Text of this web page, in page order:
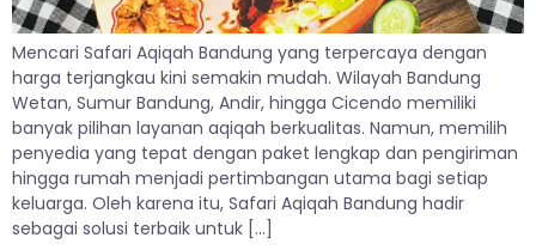
Mencari Safari Aqiqah Bandung yang terpercaya dengan
harga terjangkau kini semakin mudah. Wilayah Bandung
Wetan, Sumur Bandung, Andir, hingga Cicendo memiliki
banyak pilihan layanan aqiqah berkualitas. Namun, memilih
penyedia yang tepat dengan paket lengkap dan pengiriman
hingga rumah menjadi pertimbangan utama bagi setiap
keluarga. Oleh karena itu, Safari Aqiqah Bandung hadir
sebagai solusi terbaik untuk […]